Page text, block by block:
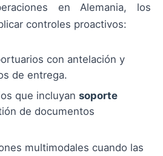
en Alemania, los
controles proactivos:
con antelación y
de entrega.
que incluyan soporte
de documentos
multimodales cuando las